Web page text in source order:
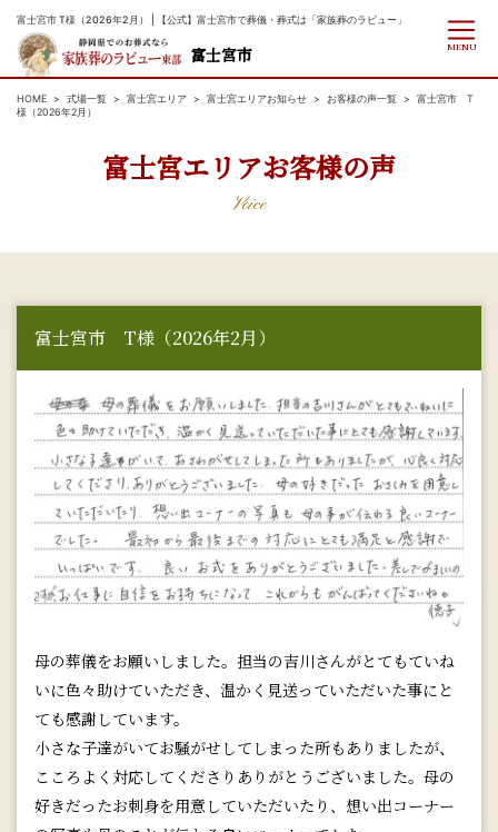
富士宮市 T様（2026年2月） | 【公式】富士宮市で葬儀・葬式は「家族葬のラビュー」
富士宮市 MENU
HOME 式場一覧 富士宮エリア 富士宮エリアお知らせ お客様の声一覧
富士宮市 T
様（2026年2月）
富士宮エリアお客様の声
Voice
富士宮市 T様（2026年2月）
母の葬儀をお願いしました。担当の吉川さんがとてもていね
いに色々助けていただき、温かく見送っていただいた事にと
ても感謝しています。
小さな子達がいてお騒がせしてしまった所もありましたが、
こころよく対応してくださりありがとうございました。母の
好きだったお刺身を用意していただいたり、想い出コーナー